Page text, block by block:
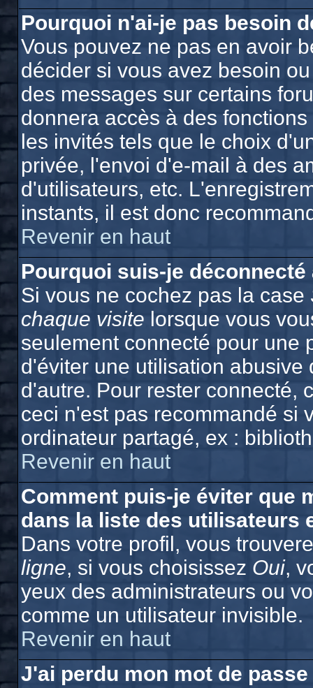
Pourquoi n'ai-je pas besoin
Vous pouvez ne pas en avoir
décider si vous avez besoin
des messages sur certains
donnera accès à des
les invités tels que le choix
privée, l'envoi d'e-mail à des
d'utilisateurs, etc.
instants, il est donc
Revenir en haut
Pourquoi suis-je
Si vous ne cochez pas la case
chaque visite lorsque vous
seulement connecté pour une
d'éviter une utilisation
d'autre. Pour rester connecté,
ceci n'est pas recommandé si
ordinateur partagé, ex :
Revenir en haut
Comment puis-je éviter que
dans la liste des utilisateurs
Dans votre profil, vous
ligne, si vous choisissez Oui,
yeux des administrateurs ou
comme un utilisateur invisible.
Revenir en haut
J'ai perdu mon mot de passe